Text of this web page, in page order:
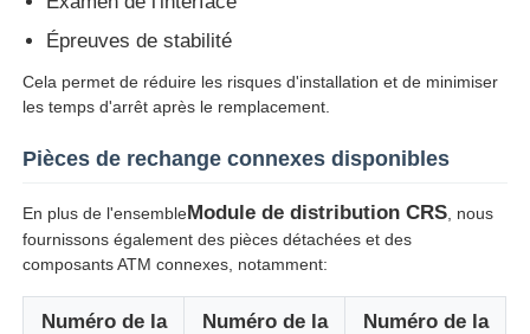
Épreuves de stabilité
Cela permet de réduire les risques d'installation et de minimiser
les temps d'arrêt après le remplacement.
Pièces de rechange connexes disponibles
En plus de l'ensembleModule de distribution CRS , nous
fournissons également des pièces détachées et des
composants ATM connexes, notamment:
Numéro de la
Numéro de la
Numéro de la